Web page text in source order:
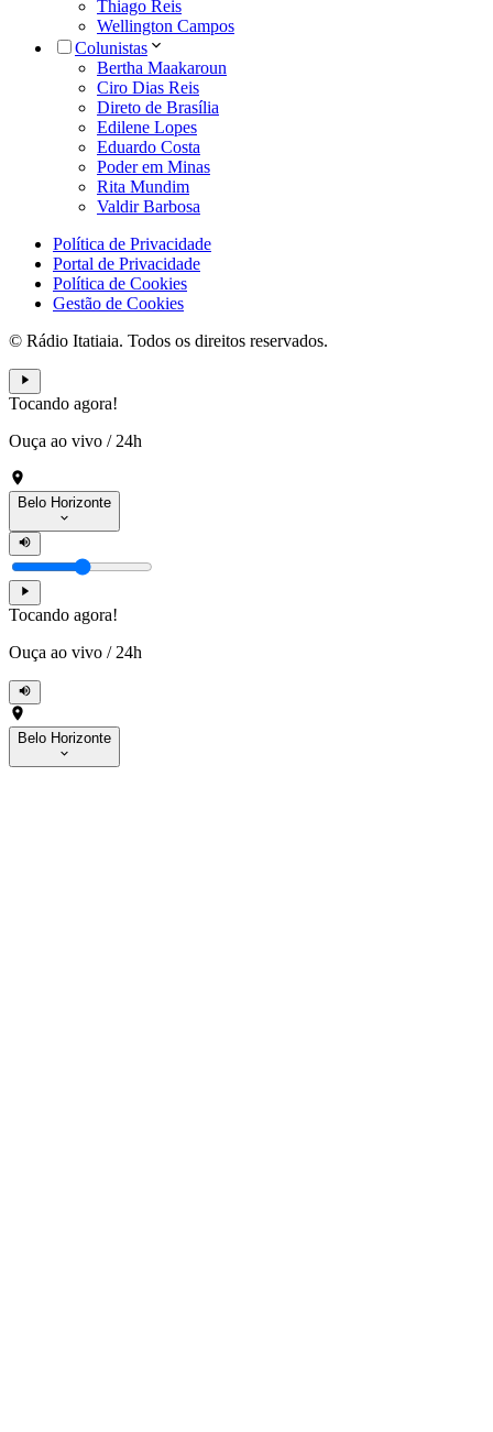
Thiago Reis
Wellington Campos
Colunistas
Bertha Maakaroun
Ciro Dias Reis
Direto de Brasília
Edilene Lopes
Eduardo Costa
Poder em Minas
Rita Mundim
Valdir Barbosa
Política de Privacidade
Portal de Privacidade
Política de Cookies
Gestão de Cookies
© Rádio Itatiaia. Todos os direitos reservados.
Tocando agora!
Ouça ao vivo / 24h
Belo Horizonte
Tocando agora!
Ouça ao vivo / 24h
Belo Horizonte